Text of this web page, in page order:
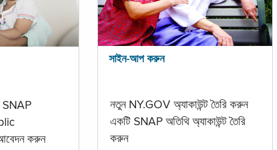
SNAP
করুন
সাইন-আপ করুন
নতুন NY.GOV অ্যাকাউন্ট তৈরি করুন
একটি SNAP অতিথি অ্যাকাউন্ট তৈরি
করুন